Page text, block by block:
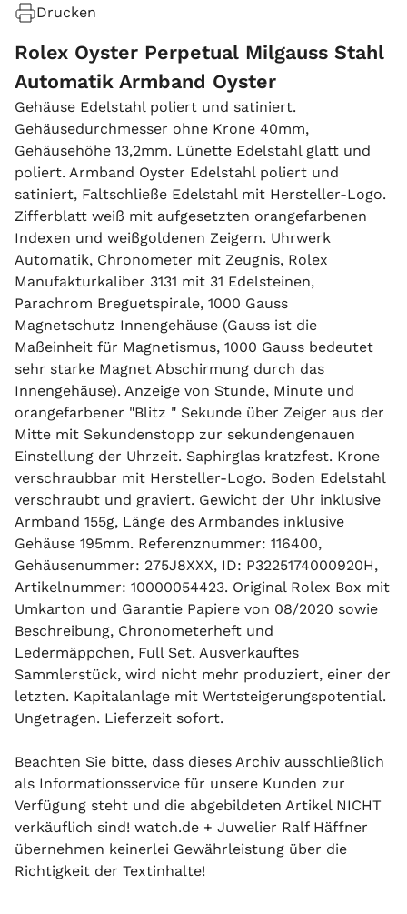
Drucken
Rolex Oyster Perpetual Milgauss Stahl
Automatik Armband Oyster
Gehäuse Edelstahl poliert und satiniert.
Gehäusedurchmesser ohne Krone 40mm,
Gehäusehöhe 13,2mm. Lünette Edelstahl glatt und
poliert. Armband Oyster Edelstahl poliert und
satiniert, Faltschließe Edelstahl mit Hersteller-Logo.
Zifferblatt weiß mit aufgesetzten orangefarbenen
Indexen und weißgoldenen Zeigern. Uhrwerk
Automatik, Chronometer mit Zeugnis, Rolex
Manufakturkaliber 3131 mit 31 Edelsteinen,
Parachrom Breguetspirale, 1000 Gauss
Magnetschutz Innengehäuse (Gauss ist die
Maßeinheit für Magnetismus, 1000 Gauss bedeutet
sehr starke Magnet Abschirmung durch das
Innengehäuse). Anzeige von Stunde, Minute und
orangefarbener "Blitz " Sekunde über Zeiger aus der
Mitte mit Sekundenstopp zur sekundengenauen
Einstellung der Uhrzeit. Saphirglas kratzfest. Krone
verschraubbar mit Hersteller-Logo. Boden Edelstahl
verschraubt und graviert. Gewicht der Uhr inklusive
Armband 155g, Länge des Armbandes inklusive
Gehäuse 195mm. Referenznummer: 116400,
Gehäusenummer: 275J8XXX, ID: P3225174000920H,
Artikelnummer: 10000054423. Original Rolex Box mit
Umkarton und Garantie Papiere von 08/2020 sowie
Beschreibung, Chronometerheft und
Ledermäppchen, Full Set. Ausverkauftes
Sammlerstück, wird nicht mehr produziert, einer der
letzten. Kapitalanlage mit Wertsteigerungspotential.
Ungetragen. Lieferzeit sofort.
Beachten Sie bitte, dass dieses Archiv ausschließlich
als Informationsservice für unsere Kunden zur
Verfügung steht und die abgebildeten Artikel NICHT
verkäuflich sind! watch.de + Juwelier Ralf Häffner
übernehmen keinerlei Gewährleistung über die
Richtigkeit der Textinhalte!